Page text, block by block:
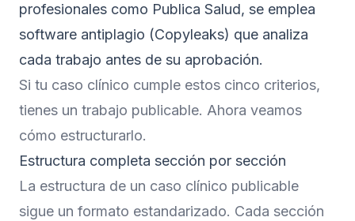
profesionales como Publica Salud, se emplea
software antiplagio (Copyleaks) que analiza
cada trabajo antes de su aprobación.
Si tu caso clínico cumple estos cinco criterios,
tienes un trabajo publicable. Ahora veamos
cómo estructurarlo.
Estructura completa sección por sección
La estructura de un caso clínico publicable
sigue un formato estandarizado. Cada sección